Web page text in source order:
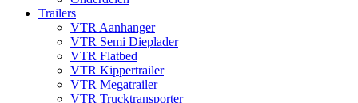
Trailers
VTR Aanhanger
VTR Semi Dieplader
VTR Flatbed
VTR Kippertrailer
VTR Megatrailer
VTR Trucktransporter